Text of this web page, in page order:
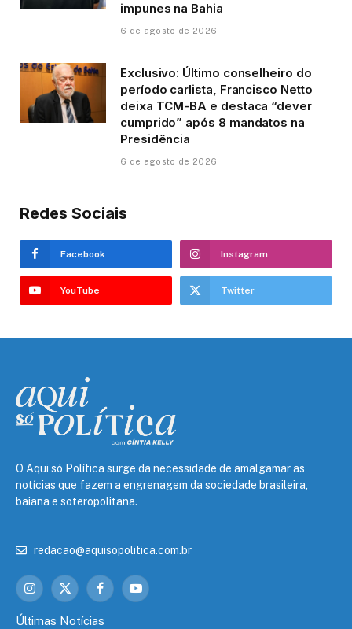
impunes na Bahia
6 de agosto de 2026
Exclusivo: Último conselheiro do
período carlista, Francisco Netto
deixa TCM-BA e destaca “dever
cumprido” após 8 mandatos na
Presidência
6 de agosto de 2026
Redes Sociais
Facebook Instagram
YouTube Twitter
O Aqui só Política surge da necessidade de amalgamar as
notícias que fazem a engrenagem da sociedade brasileira,
baiana e soteropolitana.
redacao@aquisopolitica.com.br
Instagram
X
FacebookYouTube
Últimas Notícias